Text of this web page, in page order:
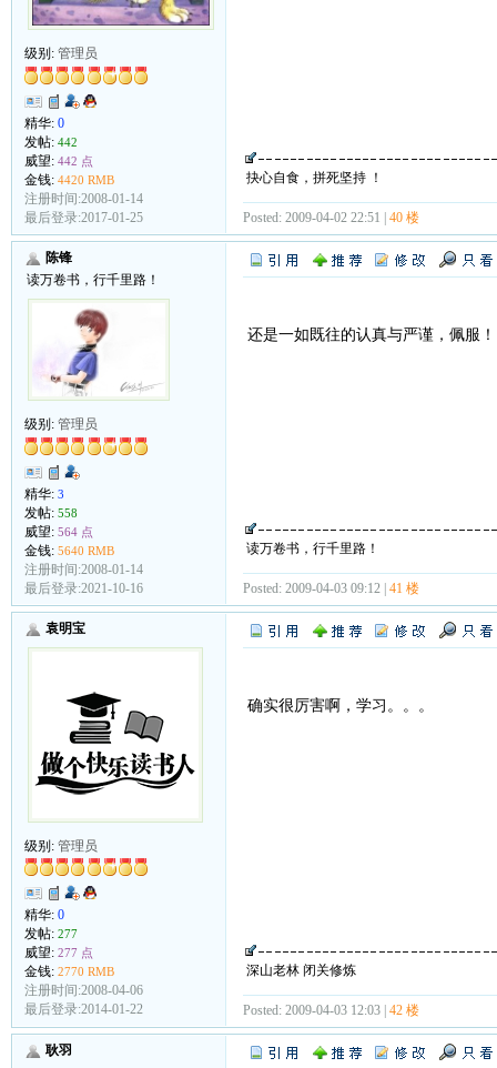
级别: 管理员
精华: 0
发帖: 442
威望: 442 点
金钱: 4420 RMB
注册时间:2008-01-14
最后登录:2017-01-25
抉心自食，拼死坚持 ！
Posted: 2009-04-02 22:51 | 40 楼
陈锋
读万卷书，行千里路！
级别: 管理员
精华: 3
发帖: 558
威望: 564 点
金钱: 5640 RMB
注册时间:2008-01-14
最后登录:2021-10-16
还是一如既往的认真与严谨，佩服！
读万卷书，行千里路！
Posted: 2009-04-03 09:12 | 41 楼
袁明宝
级别: 管理员
精华: 0
发帖: 277
威望: 277 点
金钱: 2770 RMB
注册时间:2008-04-06
最后登录:2014-01-22
确实很厉害啊，学习。。。
深山老林 闭关修炼
Posted: 2009-04-03 12:03 | 42 楼
耿羽